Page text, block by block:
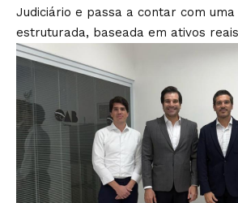
Judiciário e passa a contar com
estruturada, baseada em ativos